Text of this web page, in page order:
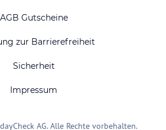
AGB Gutscheine
zur Barrierefreiheit
Sicherheit
Impressum
AG. Alle Rechte vorbehalten.